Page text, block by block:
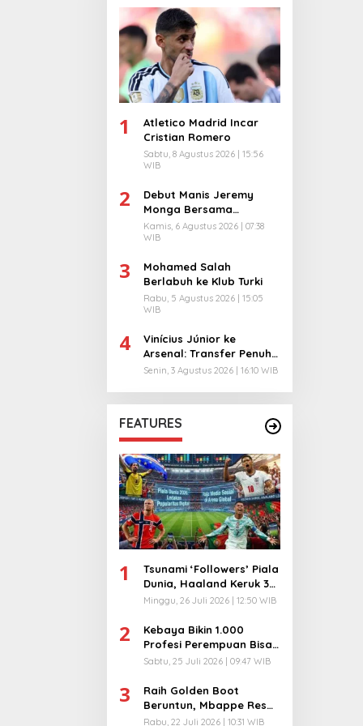
1
Atletico Madrid Incar
Cristian Romero
Sabtu, 8 Agustus 2026 | 15:56
WIB
2
Debut Manis Jeremy
Monga Bersama
Manchester City
Kamis, 6 Agustus 2026 | 07:38
WIB
3
Mohamed Salah
Berlabuh ke Klub Turki
Rabu, 5 Agustus 2026 | 15:05
WIB
4
Vinícius Júnior ke
Arsenal: Transfer Penuh
Risiko
Senin, 3 Agustus 2026 | 16:10 WIB
FEATURES
1
Tsunami ‘Followers’ Piala
Dunia, Haaland Keruk 32
Juta, Kiper 40 Tahun
Minggu, 26 Juli 2026 | 12:50 WIB
2
Kebaya Bikin 1.000
Profesi Perempuan Bisa
Menyatu di Arena
Sabtu, 25 Juli 2026 | 09:47 WIB
3
Raih Golden Boot
Beruntun, Mbappe Resmi
Kunci Takhta Top Skor
Rabu, 22 Juli 2026 | 10:31 WIB